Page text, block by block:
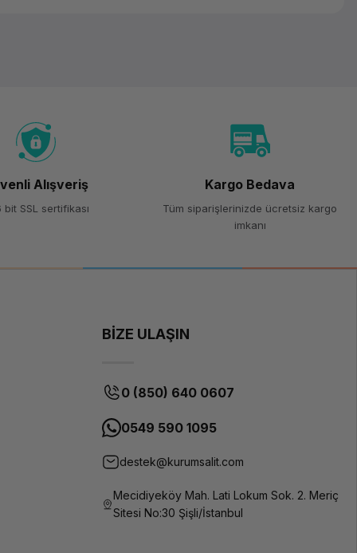
Etpu-95A
Filament
TPU
Esnek,
yazıcılar
(esnek
filament
Alışveriş
bit SSL sertifikası
Kargo Bedava
Tüm siparişlerinizde ücretsiz kargo
imkanı
BİZE ULAŞIN
0 (850) 640 0607
0549 590 1095
destek@kurumsalit.com
Mecidiyeköy Mah. Lati Lokum Sok. 2. Meriç
Sitesi No:30 Şişli/İstanbul